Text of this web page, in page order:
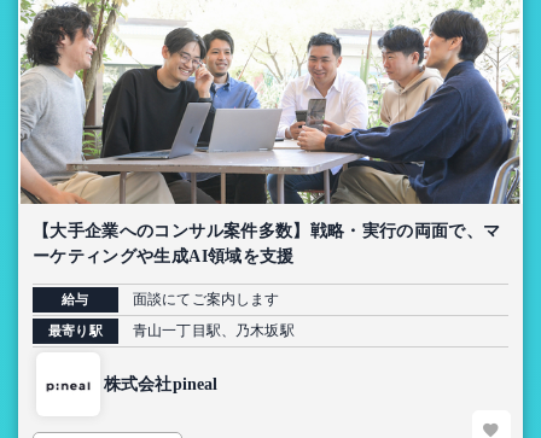
【大手企業へのコンサル案件多数】戦略・実行の両面で、マ
ーケティングや生成AI領域を支援
給与 面談にてご案内します
最寄り駅 青山一丁目駅、乃木坂駅
株式会社pineal